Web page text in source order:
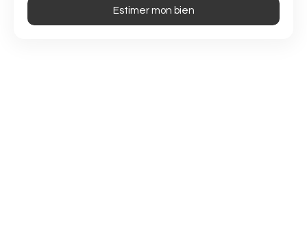
Estimer mon bien